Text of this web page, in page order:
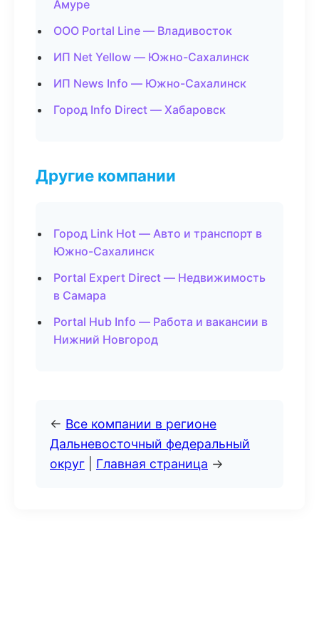
Амуре
ООО Portal Line — Владивосток
ИП Net Yellow — Южно-Сахалинск
ИП News Info — Южно-Сахалинск
Город Info Direct — Хабаровск
Другие компании
Город Link Hot — Авто и транспорт в
Южно-Сахалинск
Portal Expert Direct — Недвижимость
в Самара
Portal Hub Info — Работа и вакансии в
Нижний Новгород
← Все компании в регионе
Дальневосточный федеральный
округ
Главная страница →